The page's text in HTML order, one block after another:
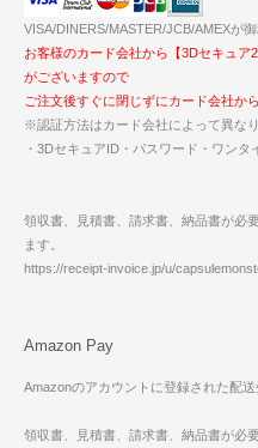
VISA/DINERS/MASTER/JCB/AMEXが
お客様のカード会社から【3Dセキュ
がございますので
ご注文後すぐに閉じずにカード会社か
※認証方法はカード会社によって異なり
・3DセキュアID・パスワード・ワン
領収書、見積書、請求書、納品書が必
ます。
https://receipt-invoice.jp/u/
Amazon Pay
Amazonのアカウントに登録された配
領収書、見積書、請求書、納品書が必